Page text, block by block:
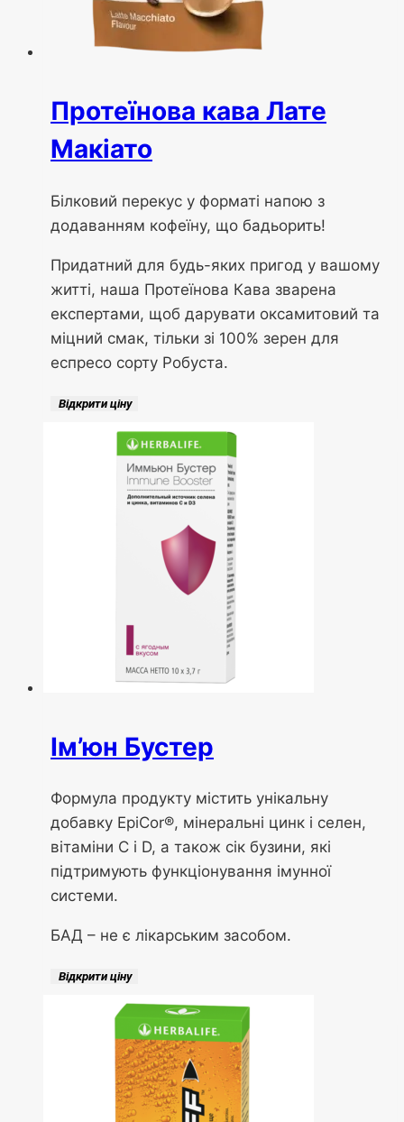
Протеїнова кава Лате
Макіато
Білковий перекус у форматі напою з
додаванням кофеїну, що бадьорить!
Придатний для будь-яких пригод у вашому
житті, наша Протеїнова Кава зварена
експертами, щоб дарувати оксамитовий та
міцний смак, тільки зі 100% зерен для
еспресо сорту Робуста.
Відкрити ціну
Ім’юн Бустер
Формула продукту містить унікальну
добавку EpiCor®, мінеральні цинк і селен,
вітаміни С і D, а також сік бузини, які
підтримують функціонування імунної
системи.
БАД – не є лікарським засобом.
Відкрити ціну